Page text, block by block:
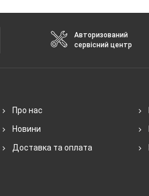
Авторизований
сервісний центр
Про нас
Новини
Доставка та оплата